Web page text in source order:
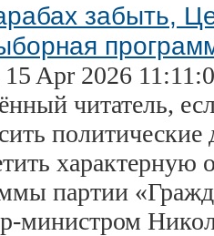
забыть,
Apr 2026
читатель,
характерную
партии
министром